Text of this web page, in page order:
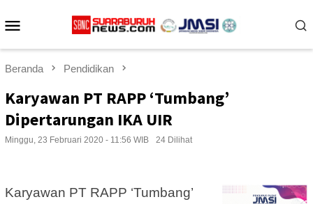
ke
Beranda Pendidikan
Karyawan PT RAPP ‘Tumbang’
Dipertarungan IKA UIR
Minggu, 23 Februari 2020 - 11:56 WIB 24 Dilihat
Karyawan PT RAPP ‘Tumbang’